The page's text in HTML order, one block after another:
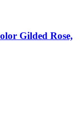
Gilded Rose,